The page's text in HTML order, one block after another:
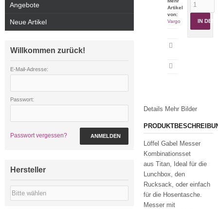
IN DEN
Artikel
von:
Vargo
Details Mehr Bilder
Löffel Gabel Messer
Kombinationsset
aus Titan, Ideal für die
Lunchbox, den
Rucksack, oder einfach
für die Hosentasche.
Messer mit
Angebote
Neue Artikel
Willkommen zurück!
E-Mail-Adresse:
Passwort:
Passwort vergessen? ANMELDEN
Hersteller